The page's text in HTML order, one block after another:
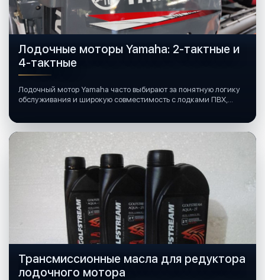
Лодочные моторы Yamaha: 2-тактные и
4-тактные
Лодочный мотор Yamaha часто выбирают за понятную логику
обслуживания и широкую совместимость с лодками ПВХ,
Трансмиссионные масла для редуктора
лодочного мотора